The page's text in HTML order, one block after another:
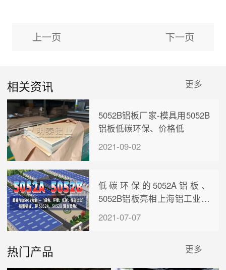
上一页 下一页
相关资讯 更多
5052B铝板厂家-模具用5052B
铝板低碳环保、价格低
2021-09-02
低碳环保的5052A铝板、
5052B铝板亮相上海铝工业展
会
2021-07-07
热门产品 更多